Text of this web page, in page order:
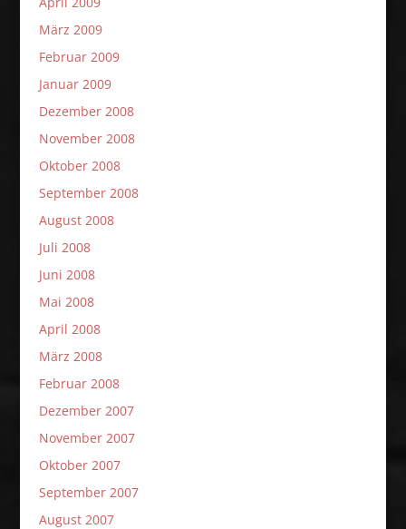
März 2009
Februar 2009
Januar 2009
Dezember 2008
November 2008
Oktober 2008
September 2008
August 2008
Juli 2008
Juni 2008
Mai 2008
April 2008
März 2008
Februar 2008
Dezember 2007
November 2007
Oktober 2007
September 2007
August 2007